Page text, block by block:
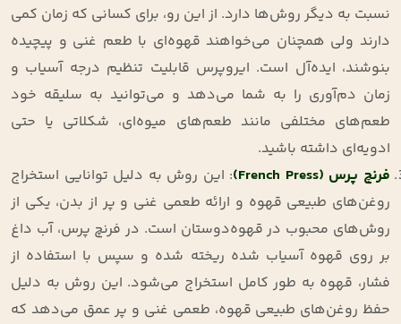
نسبت به دیگر روش‌ها دارد. از این رو، برای کسانی که زمان کمی
دارند ولی همچنان می‌خواهند قهوه‌ای با طعم غنی و پیچیده
بنوشند، ایده‌آل است. ایروپرس قابلیت تنظیم درجه آسیاب و
زمان دم‌آوری را به شما می‌دهد و می‌توانید به سلیقه خود
طعم‌های مختلفی مانند طعم‌های میوه‌ای، شکلاتی یا حتی
ادویه‌ای داشته باشید.
فرنچ پرس (French Press)
: این روش به دلیل توانایی استخراج
روغن‌های طبیعی قهوه و ارائه طعمی غنی و پر از بدن، یکی از
روش‌های محبوب در قهوه‌دوستان است. در فرنچ پرس، آب داغ
بر روی قهوه آسیاب شده ریخته شده و سپس با استفاده از
فشار، قهوه به طور کامل استخراج می‌شود. این روش به دلیل
حفظ روغن‌های طبیعی قهوه، طعمی غنی و پر عمق می‌دهد که